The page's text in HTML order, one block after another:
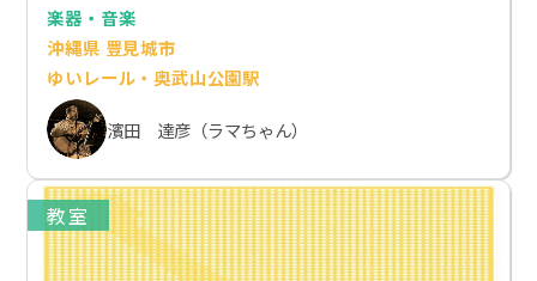
楽器・音楽
沖縄県 豊見城市
ゆいレール・奥武山公園駅
濱田 達彦（ラマちゃん）
教室